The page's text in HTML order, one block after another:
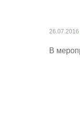
26.07.2016
В